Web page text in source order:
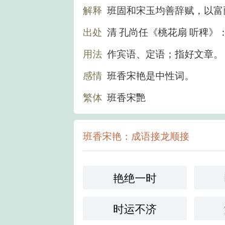
解释 班固和宋玉均善辞赋，以
出处 清 孔尚任《桃花扇 听稗》
用法 作宾语、定语；指好文章。
感情 班香宋艳是中性词。
繁体 班香宋艷
班香宋艳：成语接龙顺接
艳绝一时
时运不济